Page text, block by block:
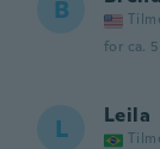
B
for ca.
L Leila